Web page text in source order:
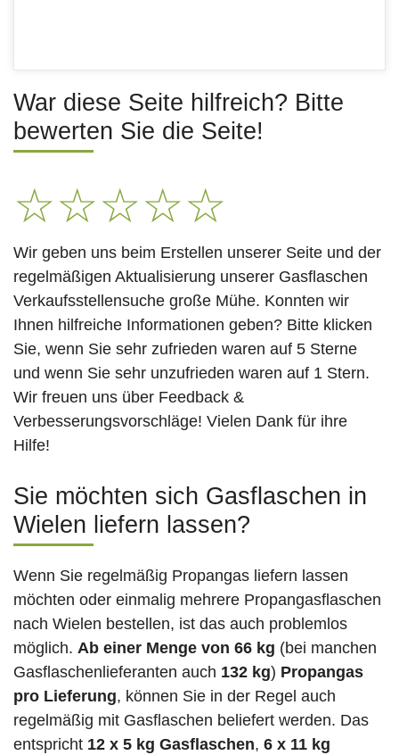
War diese Seite hilfreich? Bitte
bewerten Sie die Seite!
☆☆☆☆☆
Wir geben uns beim Erstellen unserer Seite und der
regelmäßigen Aktualisierung unserer Gasflaschen
Verkaufsstellensuche große Mühe. Konnten wir
Ihnen hilfreiche Informationen geben? Bitte klicken
Sie, wenn Sie sehr zufrieden waren auf 5 Sterne
und wenn Sie sehr unzufrieden waren auf 1 Stern.
Wir freuen uns über Feedback &
Verbesserungsvorschläge! Vielen Dank für ihre
Hilfe!
Sie möchten sich Gasflaschen in
Wielen liefern lassen?
Wenn Sie regelmäßig Propangas liefern lassen
möchten oder einmalig mehrere Propangasflaschen
nach Wielen bestellen, ist das auch problemlos
möglich. Ab einer Menge von 66 kg (bei manchen
Gasflaschenlieferanten auch 132 kg) Propangas
pro Lieferung, können Sie in der Regel auch
regelmäßig mit Gasflaschen beliefert werden. Das
entspricht 12 x 5 kg Gasflaschen, 6 x 11 kg